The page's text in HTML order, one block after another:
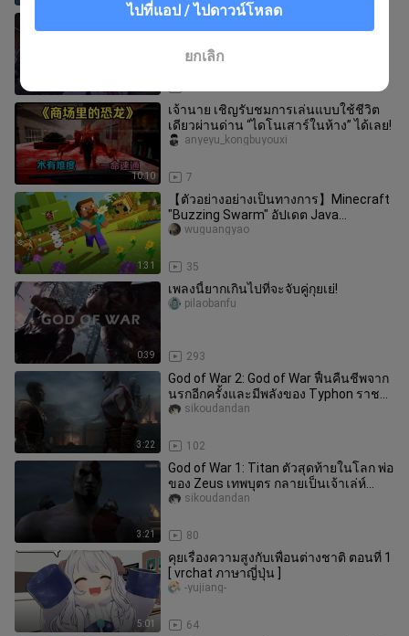
[vrchat] loli ต่างประเทศสุดน่ารัก คอนท
ราสต์มหาศาล ภาษาน่าทึ่ง
xingyunhuahuaxd
10:10
เจ้านาย เชิญรับชมการเล่นแบบใช้ชีวิต
เดียวผ่านด่าน “ไดโนเสาร์ในห้าง” ได้เลย!
7
anyeyu_kongbuyouxi
1:31
【ตัวอย่างอย่างเป็นทางการ】Minecraft
"Buzzing Swarm" อัปเดต Java
Edition/Bedrock Edition พร้อมให้เล่นแ
35
wuguangyao
0:39
เพลงนี้ยากเกินไปที่จะจับคู่กุยเย่!
293
pilaobanfu
3:22
God of War 2: God of War ฟื้นคืนชีพจาก
นรกอีกครั้งและมีพลังของ Typhon ราชา
แห่ง*ว์ประหลาด!
102
sikoudandan
3:21
God of War 1: Titan ตัวสุดท้ายในโลก พ่อ
ของ Zeus เทพบุตร กลายเป็นเจ้าเล่ห์
จริงๆ!
80
sikoudandan
5:01
คุยเรื่องความสูงกับเพื่อนต่างชาติ ตอนที่ 1
[ vrchat ภาษาญี่ปุ่น ]
64
-yujiang-
ไปที่แอป / ไปดาวน์โหลด
ยกเลิก